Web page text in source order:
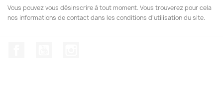
Vous pouvez vous désinscrire à tout moment. Vous trouverez pour cela
nos informations de contact dans les conditions d'utilisation du site.